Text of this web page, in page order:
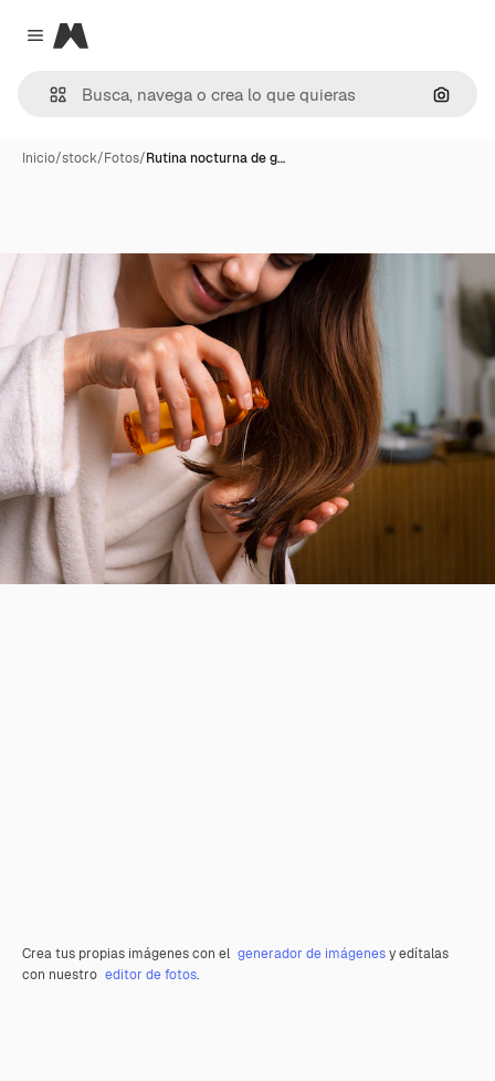
Close menu
Magnific
Inicio/stock/Fotos/Rutina nocturna de g…
Crea tus propias imágenes con el generador de imágenesy edítalas
con nuestro editor de fotos.